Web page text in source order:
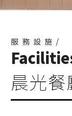
服務設施/
晨光餐